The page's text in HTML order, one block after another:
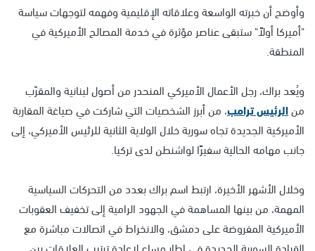
وأوضح أن خبرته الواسعة وعلاقاته الإقليمية وفهمه لتوجهات سياسة
"أميركا أولاً" ستبقى عناصر مؤثرة في خدمة المصالح الأميركية في
المنطقة.
ويُعد براك، رجل الأعمال الأميركي المنحدر من أصول لبنانية والمقرّب
منالرئيس ترامب، من أبرز الشخصيات التي شاركت في صياغة المقاربة
الأميركية الجديدة تجاه سورية خلال الولاية الثانية للرئيس الأميركي، إلى
جانب مهامه الحالية سفيرًا لواشنطن لدى تركيا.
وخلال الأشهر الأخيرة، ارتبط اسم براك بعدد من التحركات السياسية
المهمة، من بينها المساهمة في الجهود الرامية إلى تخفيف العقوبات
الأميركية المفروضة على دمشق، والانخراط في اتصالات مباشرة مع